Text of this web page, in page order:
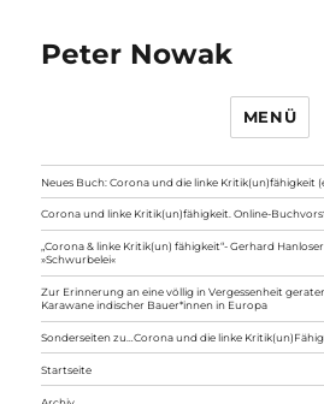
Peter Nowak
MENÜ
Neues Buch: Corona und die linke Kritik(un)fähigkeit
Corona und linke Kritik(un)fähigkeit. Online-
„Corona & linke Kritik(un) fähigkeit“- Gerhard
»Schwurbelei«
Zur Erinnerung an eine völlig in Vergessenheit
Karawane indischer Bauer*innen in Europa
Sonderseiten zu…Corona und die linke
Startseite